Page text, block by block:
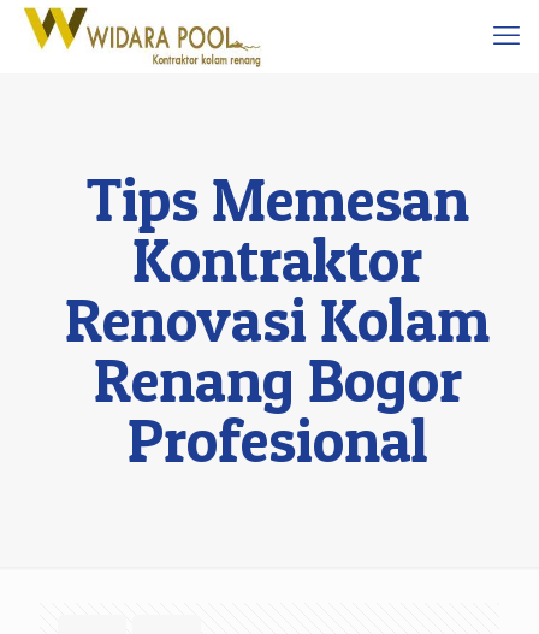
Tips Memesan
Kontraktor
Renovasi Kolam
Renang Bogor
Profesional